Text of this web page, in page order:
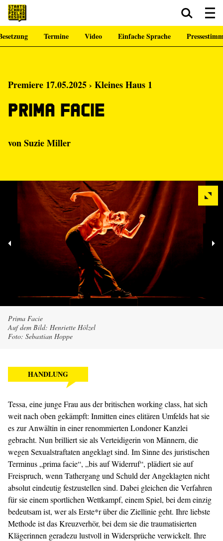
Zum Hauptinhalt springen Zum Footer springen
Termine Video Einfache Sprache
Premiere 17.05.2025 › Kleines Haus 1
Prima Facie
vonSuzie Miller
Prima Facie
Auf dem Bild: Henriette Hölzel
Foto: Sebastian Hoppe
HANDLUNG
Tessa, eine junge Frau aus der britischen working class, hat sich
weit nach oben gekämpft: Inmitten eines elitären Umfelds hat sie
es zur Anwältin in einer renommierten Londoner Kanzlei
gebracht. Nun brilliert sie als Verteidigerin von Männern, die
wegen Sexualstraftaten angeklagt sind. Im Sinne des juristischen
Terminus „prima facie“, „bis auf Widerruf“, plädiert sie auf
Freispruch, wenn Tathergang und Schuld der Angeklagten nicht
absolut eindeutig festzustellen sind. Dabei gleichen die Verfahren
für sie einem sportlichen Wettkampf, einem Spiel, bei dem einzig
bedeutsam ist, wer als Erste*r über die Ziellinie geht. Ihre liebste
Methode ist das Kreuzverhör, bei dem sie die traumatisierten
Klägerinnen geradezu lustvoll in Widersprüche verwickelt. Ihre